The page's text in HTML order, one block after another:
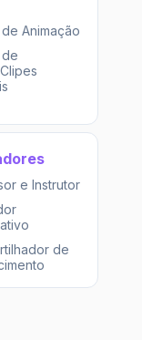
Animação
e Instrutor
de